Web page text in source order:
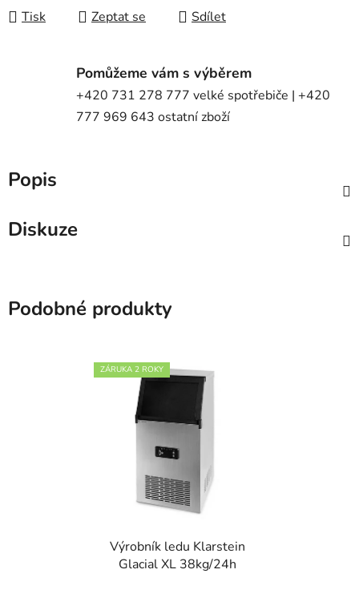
Tisk Zeptat se Sdílet
Pomůžeme vám s výběrem
+420 731 278 777 velké spotřebiče | +420
777 969 643 ostatní zboží
Popis
Diskuze
Podobné produkty
ZÁRUKA 2 ROKY
Výrobník ledu Klarstein
Glacial XL 38kg/24h